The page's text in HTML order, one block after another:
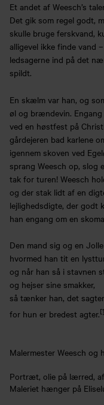
Et andet af Weesch’s
Det gik som regel godt,
skulle bruge ferskvand,
alligevel ikke finde vand
ledsagerne ind på det
spildt.
En skælm var han, og
øl og brændevin.
ved en høstfest på
gårdejeren bad karlene
igennem skoven ved
sprang Weesch op, slog
tak for turen! Weesch
og der stak lidt af en
lejlighedsdigte, der godt
han engang om en
Den mand sig og en
hvormed han tit en
og når han så i stavnen
og hejser sine smakker,
så tænker han, det
for hun er bredest agter.
Malermester Weesch og
Portræt, olie på lærred,
Maleriet hænger på